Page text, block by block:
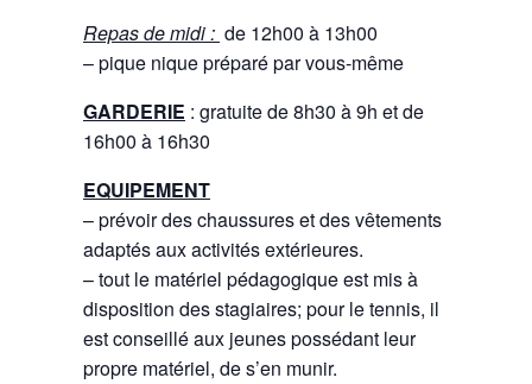
Repas de midi : de 12h00 à 13h00
– pique nique préparé par vous-même
GARDERIE : gratuite de 8h30 à 9h et de
16h00 à 16h30
EQUIPEMENT
– prévoir des chaussures et des vêtements
adaptés aux activités extérieures.
– tout le matériel pédagogique est mis à
disposition des stagiaires; pour le tennis, il
est conseillé aux jeunes possédant leur
propre matériel, de s’en munir.